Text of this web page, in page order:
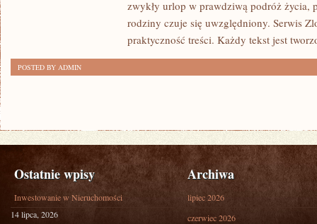
zwykły urlop w prawdziwą podróż życia,
rodziny czuje się uwzględniony. Serwis
praktyczność treści. Każdy tekst jest
POSTED BY ADMIN
Ostatnie wpisy
Inwestowanie w Nieruchomości
14 lipca, 2026
Archiwa
lipiec 2026
czerwiec 2026